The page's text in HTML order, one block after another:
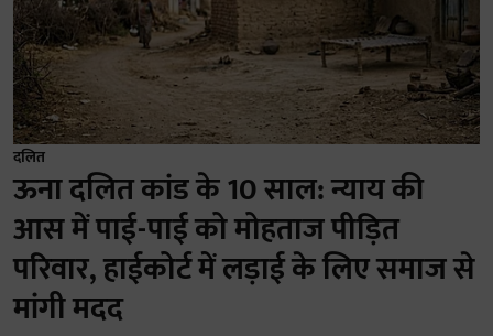
दलित
ऊना दलित कांड के 10 साल: न्याय की
आस में पाई-पाई को मोहताज पीड़ित
परिवार, हाईकोर्ट में लड़ाई के लिए समाज से
मांगी मदद